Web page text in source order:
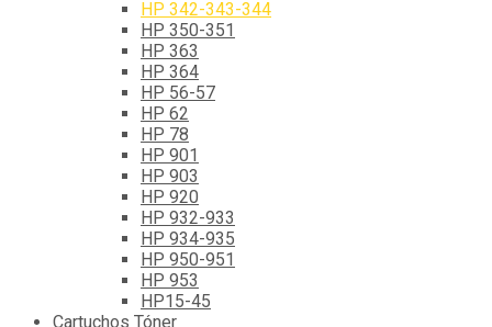
HP 342-343-344
HP 350-351
HP 363
HP 364
HP 56-57
HP 62
HP 78
HP 901
HP 903
HP 920
HP 932-933
HP 934-935
HP 950-951
HP 953
HP15-45
Cartuchos Tóner